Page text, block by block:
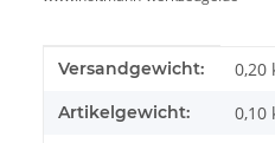
Produkteigenschaft
Wert
Versandgewicht: 0,20
Artikelgewicht: 0,10